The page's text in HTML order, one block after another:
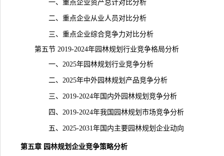
一、重点企业资产总计对比分析
二、重点企业从业人员对比分析
三、重点企业综合竞争力对比分析
第五节 2019-2024年园林规划行业竞争格局分析
一、2025年园林规划行业竞争分析
二、2025年中外园林规划产品竞争分析
三、2019-2024年国内外园林规划竞争分析
四、2019-2024年我国园林规划市场竞争分析
五、2025-2031年国内主要园林规划企业动向
第五章 园林规划企业竞争策略分析